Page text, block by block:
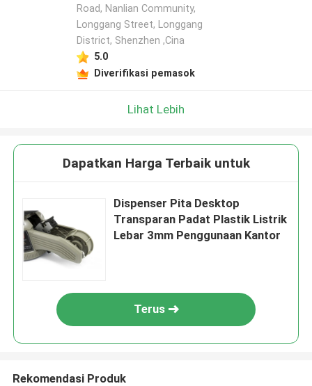
Road, Nanlian Community,
Longgang Street, Longgang
District, Shenzhen ,Cina
5.0
Diverifikasi pemasok
Lihat Lebih
Dapatkan Harga Terbaik untuk
Dispenser Pita Desktop
Transparan Padat Plastik Listrik
Lebar 3mm Penggunaan Kantor
Terus
Rekomendasi Produk